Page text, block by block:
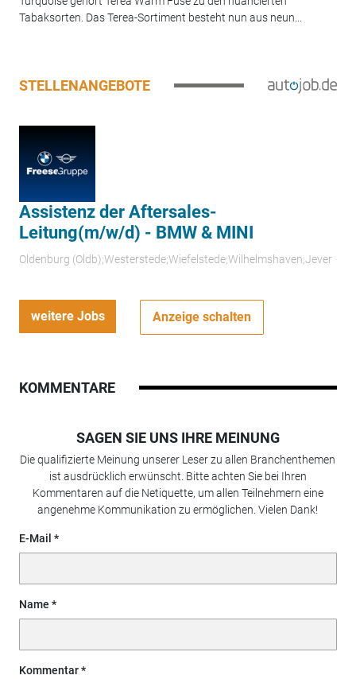
Tabaksorten. Das Terea-Sortiment besteht nun aus neun...
STELLENANGEBOTE
Assistenz der Aftersales-
Leitung(m/w/d) - BMW & MINI
Oldenburg (Oldb);Westerstede;Wiefelstede;Wilhelmshaven;Jever
weitere Jobs Anzeige schalten
KOMMENTARE
SAGEN SIE UNS IHRE MEINUNG
Die qualifizierte Meinung unserer Leser zu allen Branchenthemen
ist ausdrücklich erwünscht. Bitte achten Sie bei Ihren
Kommentaren auf die Netiquette, um allen Teilnehmern eine
angenehme Kommunikation zu ermöglichen. Vielen Dank!
E-Mail
Name
Kommentar